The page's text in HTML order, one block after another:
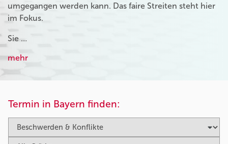
umgegangen werden kann. Das faire Streiten steht hier
im Fokus.
Sie …
mehr
Termin in Bayern finden: